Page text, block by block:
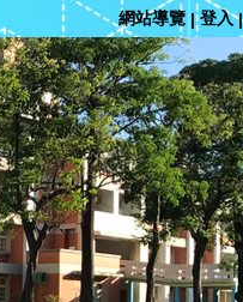
網站導覽 |登入